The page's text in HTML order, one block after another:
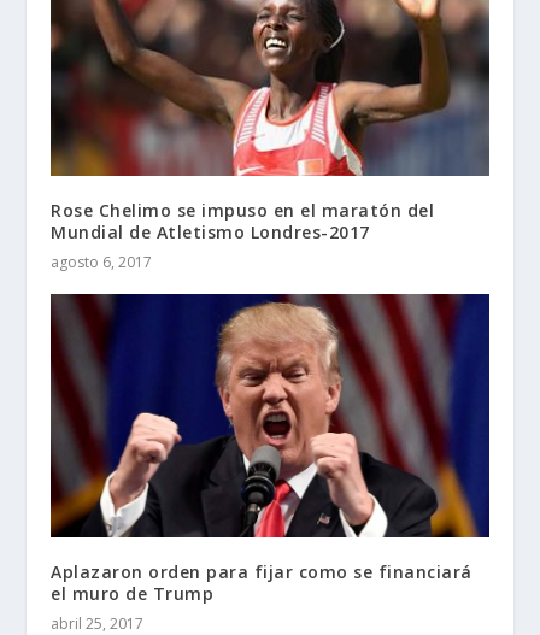
Rose Chelimo se impuso en el maratón del
Mundial de Atletismo Londres-2017
agosto 6, 2017
Aplazaron orden para fijar como se financiará
el muro de Trump
abril 25, 2017